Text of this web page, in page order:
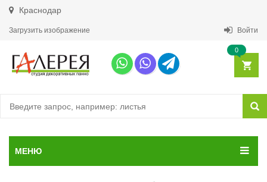
Краснодар
Загрузить изображение Войти
0
МЕНЮ